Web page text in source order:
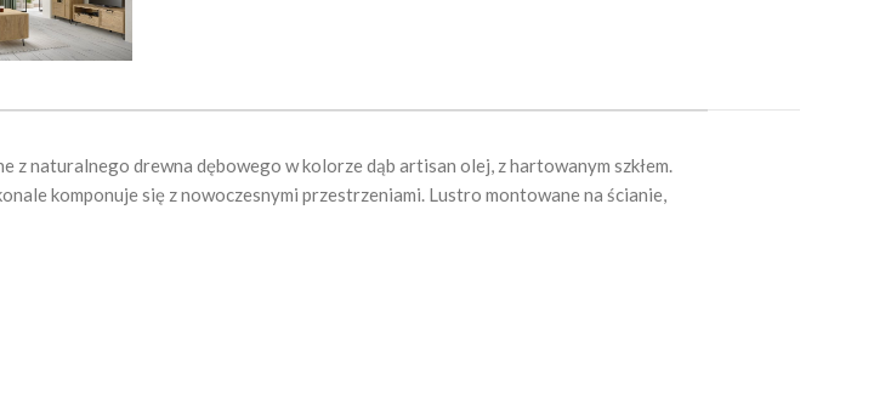
naturalnego drewna dębowego w kolorze dąb artisan olej, z hartowanym szkłem.
komponuje się z nowoczesnymi przestrzeniami. Lustro montowane na ścianie,